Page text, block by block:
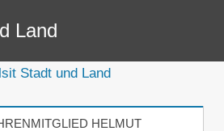
Land
HELMUT